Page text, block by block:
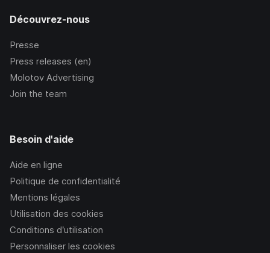
Découvrez-nous
Presse
Press releases (en)
Molotov Advertising
Join the team
Besoin d'aide
Aide en ligne
Politique de confidentialité
Mentions légales
Utilisation des cookies
Conditions d’utilisation
Personnaliser les cookies